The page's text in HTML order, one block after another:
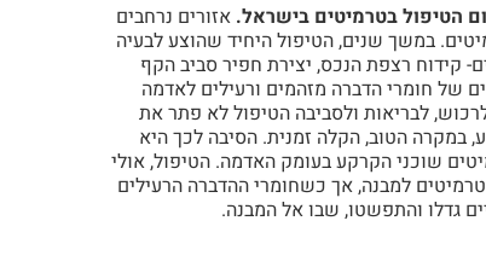
הטיפול בטרמיטים בישראל. אזורים נרחבים
במשך שנים, הטיפול היחיד שהוצע לבעיה
קידוח רצפת הנכס, יצירת חפיר סביב הקף
של חומרי הדברה מזהמים ורעילים לאדמה
לבריאות ולסביבה הטיפול לא פתר את
במקרה הטוב, הקלה זמנית. הסיבה לכך היא
שוכני הקרקע בעומק האדמה. הטיפול, אולי
למבנה, אך כשחומרי ההדברה הרעילים
גדלו והתפשטו, שבו אל המבנה.